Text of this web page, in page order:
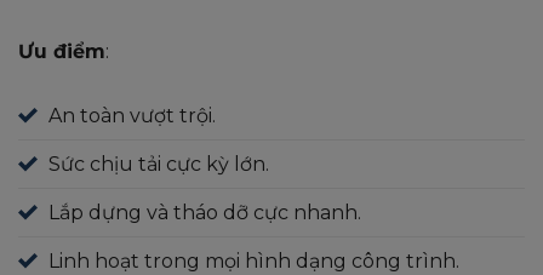
Ưu điểm:
An toàn vượt trội.
Sức chịu tải cực kỳ lớn.
Lắp dựng và tháo dỡ cực nhanh.
Linh hoạt trong mọi hình dạng công trình.